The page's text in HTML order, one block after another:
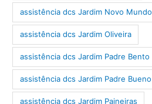
assistência dcs Jardim Novo Mundo
assistência dcs Jardim Oliveira
assistência dcs Jardim Padre Bento
assistência dcs Jardim Padre Bueno
assistência dcs Jardim Paineiras